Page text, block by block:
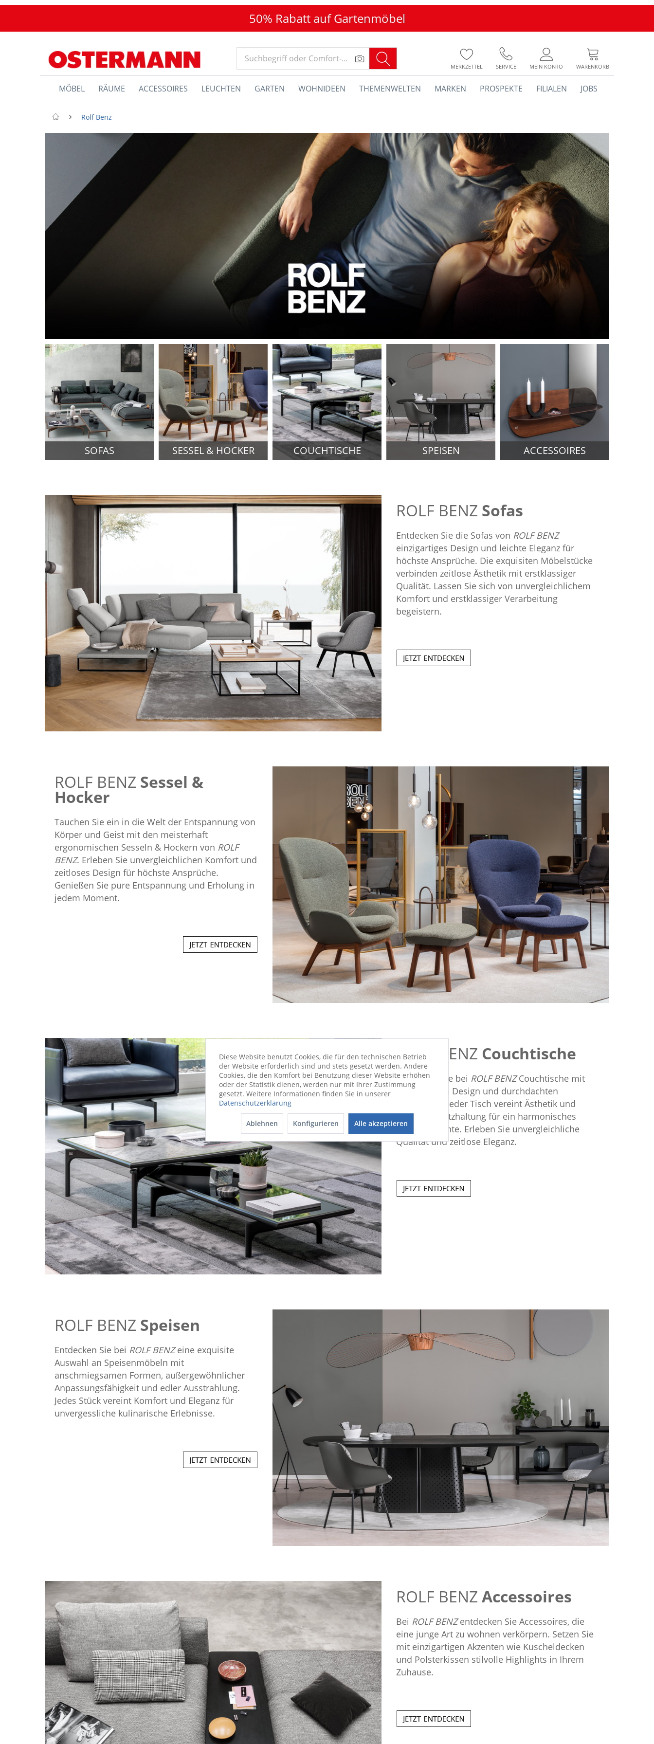
50% Rabatt auf Gartenmöbel
MERKZETTEL SERVICE MEIN KONTO WARENKORB
MÖBEL RÄUME ACCESSOIRES LEUCHTEN GARTEN WOHNIDEEN THEMENWELTEN MARKEN PROSPEKTE FILIALEN JOBS
Rolf Benz
SOFAS SESSEL & HOCKER SPEISEN ACCESSOIRES
COUCHTISCHE
ROLF BENZ Sofas
Entdecken Sie die Sofas von ROLF BENZ
einzigartiges Design und leichte Eleganz für
höchste Ansprüche. Die exquisiten Möbelstücke
verbinden zeitlose Ästhetik mit erstklassiger
Qualität. Lassen Sie sich von unvergleichlichem
Komfort und erstklassiger Verarbeitung
begeistern.
ROLF BENZ Sessel &
Hocker
Tauchen Sie ein in die Welt der Entspannung von
Körper und Geist mit den meisterhaft
ergonomischen Sesseln & Hockern von ROLF
BENZ. Erleben Sie unvergleichlichen Komfort und
zeitloses Design für höchste Ansprüche.
Genießen Sie pure Entspannung und Erholung in
jedem Moment.
ROLF BENZ Couchtische
Entdecken Sie bei ROLF BENZCouchtische mit
organischem Design und durchdachten
Funktionen. Jeder Tisch vereint Ästhetik und
praktische Sitzhaltung für ein harmonisches
Wohnambiente. Erleben Sie unvergleichliche
Qualität und zeitlose Eleganz.
ROLF BENZ Speisen
Entdecken Sie bei ROLF BENZeine exquisite
Auswahl an Speisenmöbeln mit
anschmiegsamen Formen, außergewöhnlicher
Anpassungsfähigkeit und edler Ausstrahlung.
Jedes Stück vereint Komfort und Eleganz für
unvergessliche kulinarische Erlebnisse.
ROLF BENZ Accessoires
Bei ROLF BENZentdecken Sie Accessoires, die
eine junge Art zu wohnen verkörpern. Setzen Sie
mit einzigartigen Akzenten wie Kuscheldecken
und Polsterkissen stilvolle Highlights in Ihrem
Zuhause.
Diese Website benutzt Cookies, die für den technischen Betrieb
der Website erforderlich sind und stets gesetzt werden. Andere
Cookies, die den Komfort bei Benutzung dieser Website erhöhen
oder der Statistik dienen, werden nur mit Ihrer Zustimmung
gesetzt. Weitere Informationen finden Sie in unserer
Datenschutzerklärung
Ablehnen Konfigurieren Alle akzeptieren